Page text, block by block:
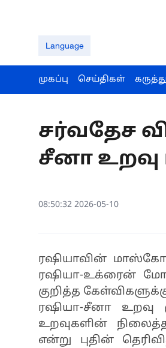
Language
முகப்பு செய்திகள் கருத்து
சர்வதேச
சீனா உறவு
08:50:32 2026-05-10
ரஷியாவின்
ரஷியா-உக்ரைன்
குறித்த
ரஷியா-சீனா உறவு
உறவுகளின்
என்று புதின்